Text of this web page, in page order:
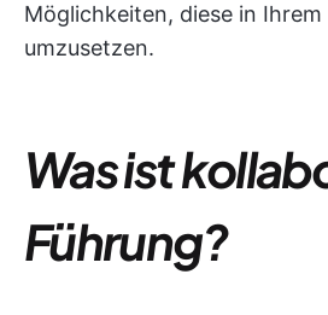
Möglichkeiten, diese in
umzusetzen.
Was ist
Führung?